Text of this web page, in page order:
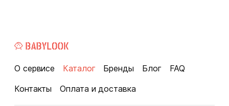
О сервисе Каталог Бренды Блог
FAQ
Контакты
Оплата и доставка